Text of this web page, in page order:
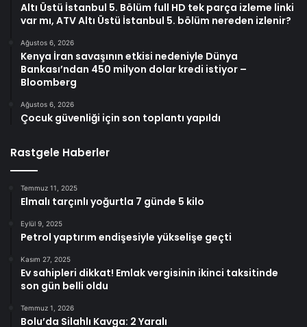
Altı Üstü İstanbul 5. Bölüm full HD tek parça izleme linki
var mı, ATV Altı Üstü İstanbul 5. bölüm nereden izlenir?
Ağustos 6, 2026
Kenya İran savaşının etkisi nedeniyle Dünya
Bankası’ndan 450 milyon dolar kredi istiyor –
Bloomberg
Ağustos 6, 2026
Çocuk güvenliği için son toplantı yapıldı
Rastgele Haberler
Temmuz 11, 2025
Elmalı tarçınlı yoğurtla 7 günde 5 kilo
Eylül 9, 2025
Petrol yaptırım endişesiyle yükselişe geçti
Kasım 27, 2025
Ev sahipleri dikkat! Emlak vergisinin ikinci taksitinde
son gün belli oldu
Temmuz 1, 2026
Bolu’da Silahlı Kavga: 2 Yaralı